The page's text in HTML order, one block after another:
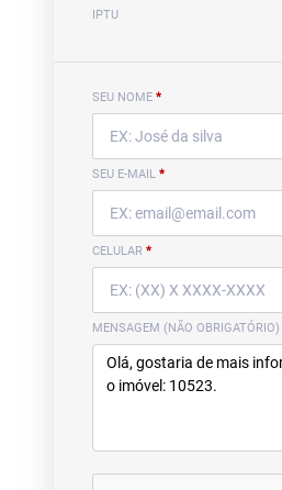
IPTU
SEU NOME *
SEU E-MAIL *
CELULAR *
MENSAGEM (NÃO OBRIGATÓRIO)